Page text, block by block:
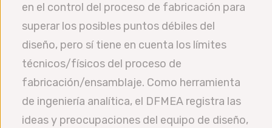
en el control del proceso de fabricación para
superar los posibles puntos débiles del
diseño, pero sí tiene en cuenta los límites
técnicos/físicos del proceso de
fabricación/ensamblaje. Como herramienta
de ingeniería analítica, el DFMEA registra las
ideas y preocupaciones del equipo de diseño,